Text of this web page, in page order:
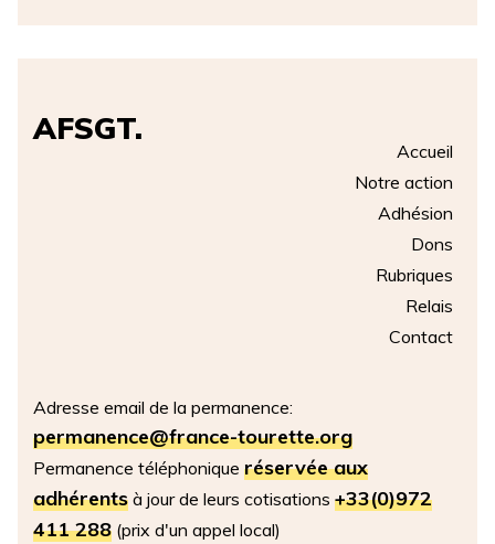
AFSGT.
Accueil
Notre action
Adhésion
Dons
Rubriques
Relais
Contact
Adresse email de la permanence:
permanence@france-tourette.org
Permanence téléphonique réservée aux
adhérents à jour de leurs cotisations +33(0)972
411 288 (prix d'un appel local)